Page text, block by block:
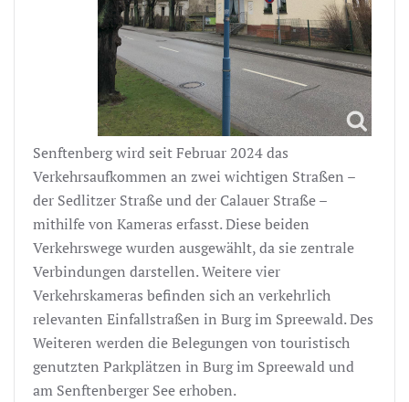
Senftenberg wird seit Februar 2024 das
Verkehrsaufkommen an zwei wichtigen Straßen –
der Sedlitzer Straße und der Calauer Straße –
mithilfe von Kameras erfasst. Diese beiden
Verkehrswege wurden ausgewählt, da sie zentrale
Verbindungen darstellen. Weitere vier
Verkehrskameras befinden sich an verkehrlich
relevanten Einfallstraßen in Burg im Spreewald. Des
Weiteren werden die Belegungen von touristisch
genutzten Parkplätzen in Burg im Spreewald und
am Senftenberger See erhoben.